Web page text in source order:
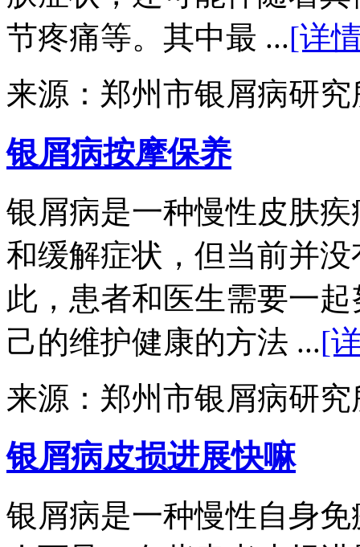
节疼痛等。其中最 ...[详
来源：郑州市银屑病研
银屑病按摩保养
银屑病是一种慢性皮肤
和缓解症状，但当前并
此，患者和医生需要一
己的维护健康的方法 ...[
来源：郑州市银屑病研
银屑病皮损进展快嘛
银屑病是一种慢性自身